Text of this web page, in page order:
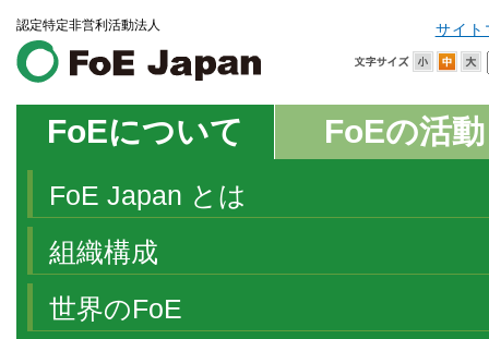
認定特定非営利活動法人 サイト
FoEについて FoEの活動
FoE Japan とは
組織構成
世界のFoE